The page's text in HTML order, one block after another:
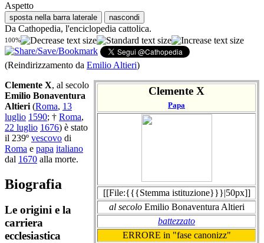
Aspetto
sposta nella barra laterale nascondi
Da Cathopedia, l'enciclopedia cattolica.
100%
(Reindirizzamento da Emilio Altieri)
Clemente X
Papa
[[File:{{{Stemma istituzione}}}|50px]]
al secoloEmilio Bonaventura Altieri
battezzato
ERRORE in "fase canonizz"
Clemente X, al secolo
Emilio Bonaventura
Altieri (Roma, 13
luglio 1590; † Roma,
22 luglio 1676) è stato
il 239º vescovo di
Roma e papa italiano
dal 1670 alla morte.
Biografia
Le origini e la
carriera
ecclesiastica